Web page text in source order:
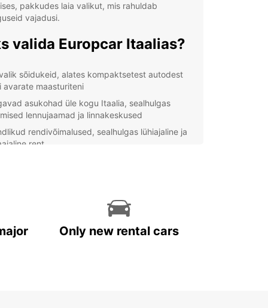
pakkudes laia valikut, mis rahuldab
vajadusi.
valida Europcar Itaalias?
sõidukeid, alates kompaktsetest autodest
avarate maasturiteni
asukohad üle kogu Itaalia, sealhulgas
lennujaamad ja linnakeskused
rendivõimalused, sealhulgas lühiajaline ja
rent
Itaaliat oma tempos
Only new rental cars